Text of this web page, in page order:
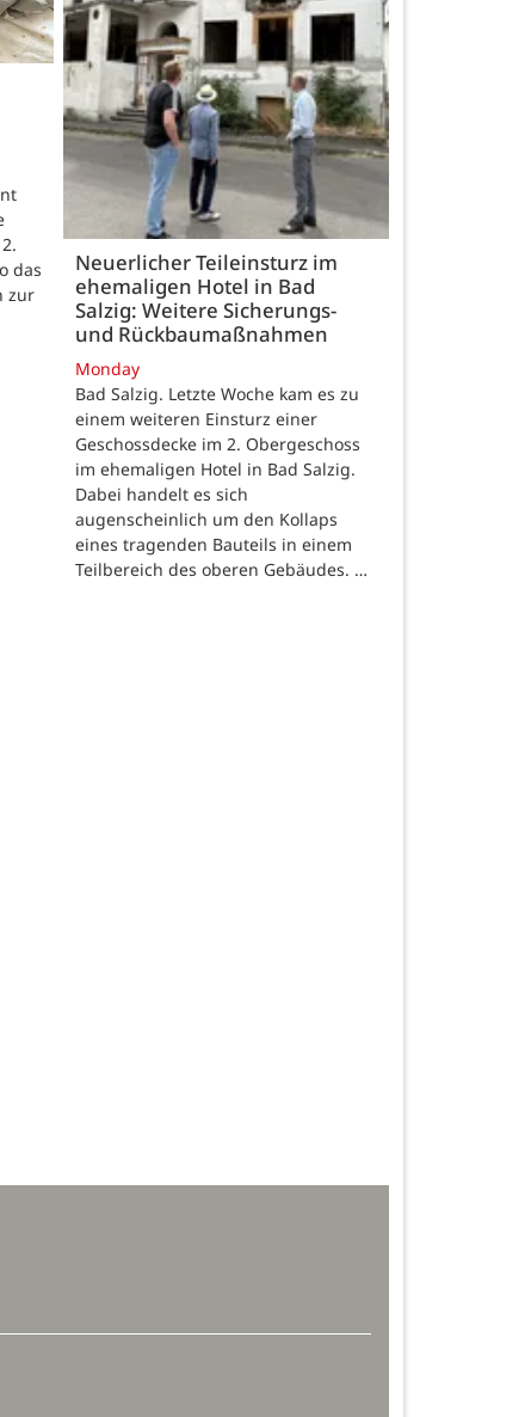
das
zur
Neuerlicher Teileinsturz im
ehemaligen Hotel in Bad
Salzig: Weitere Sicherungs-
und Rückbaumaßnahmen
Monday
Bad Salzig. Letzte Woche kam es zu
einem weiteren Einsturz einer
Geschossdecke im 2. Obergeschoss
im ehemaligen Hotel in Bad Salzig.
Dabei handelt es sich
augenscheinlich um den Kollaps
eines tragenden Bauteils in einem
Teilbereich des oberen Gebäudes. …